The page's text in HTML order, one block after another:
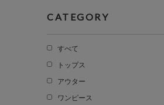
CATEGORY
すべて
トップス
アウター
ワンピース